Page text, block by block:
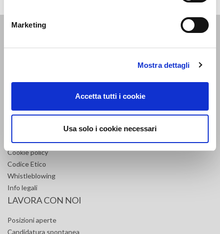
Marketing
Mostra dettagli
Accetta tutti i cookie
Usa solo i cookie necessari
T. +39 0583 2601 F. +39 0583 25291
COMPLIANCE
Privacy policy
Cookie policy
Codice Etico
Whistleblowing
Info legali
LAVORA CON NOI
Posizioni aperte
Candidatura spontanea